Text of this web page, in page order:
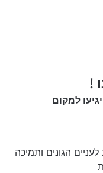
!
למקום
הגונים ותמיכה